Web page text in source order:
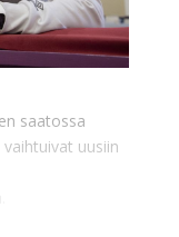
saatossa
uusiin